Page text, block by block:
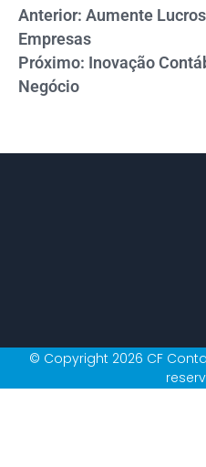
Anterior: Aumente
Empresas
Próximo: Inovação
Negócio
© Copyright 2026 CF